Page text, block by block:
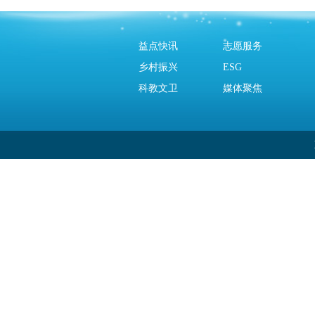
益点快讯
志愿服务
乡村振兴
ESG
科教文卫
媒体聚焦